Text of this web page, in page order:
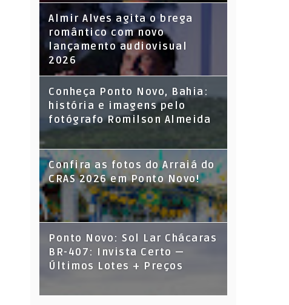
Almir Alves agita o brega
romântico com novo
lançamento audiovisual
2026
Conheça Ponto Novo, Bahia:
história e imagens pelo
fotógrafo Romilson Almeida
Confira as fotos do Arraiá do
CRAS 2026 em Ponto Novo!
Ponto Novo: Sol Lar Chácaras
BR-407: Invista Certo —
Últimos Lotes + Preços